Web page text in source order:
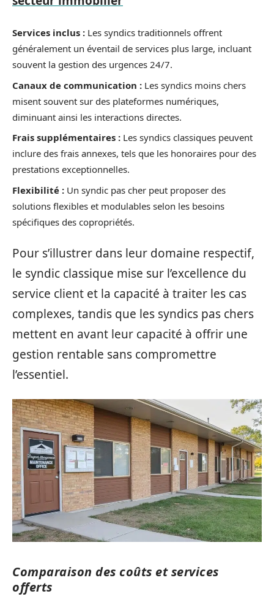
Services inclus : Les syndics traditionnels offrent
généralement un éventail de services plus large, incluant
souvent la gestion des urgences 24/7.
Canaux de communication : Les syndics moins chers
misent souvent sur des plateformes numériques,
diminuant ainsi les interactions directes.
Frais supplémentaires : Les syndics classiques peuvent
inclure des frais annexes, tels que les honoraires pour des
prestations exceptionnelles.
Flexibilité : Un syndic pas cher peut proposer des
solutions flexibles et modulables selon les besoins
spécifiques des copropriétés.
Pour s’illustrer dans leur domaine respectif,
le syndic classique mise sur l’excellence du
service client et la capacité à traiter les cas
complexes, tandis que les syndics pas chers
mettent en avant leur capacité à offrir une
gestion rentable sans compromettre
l’essentiel.
Comparaison des coûts et services
offerts